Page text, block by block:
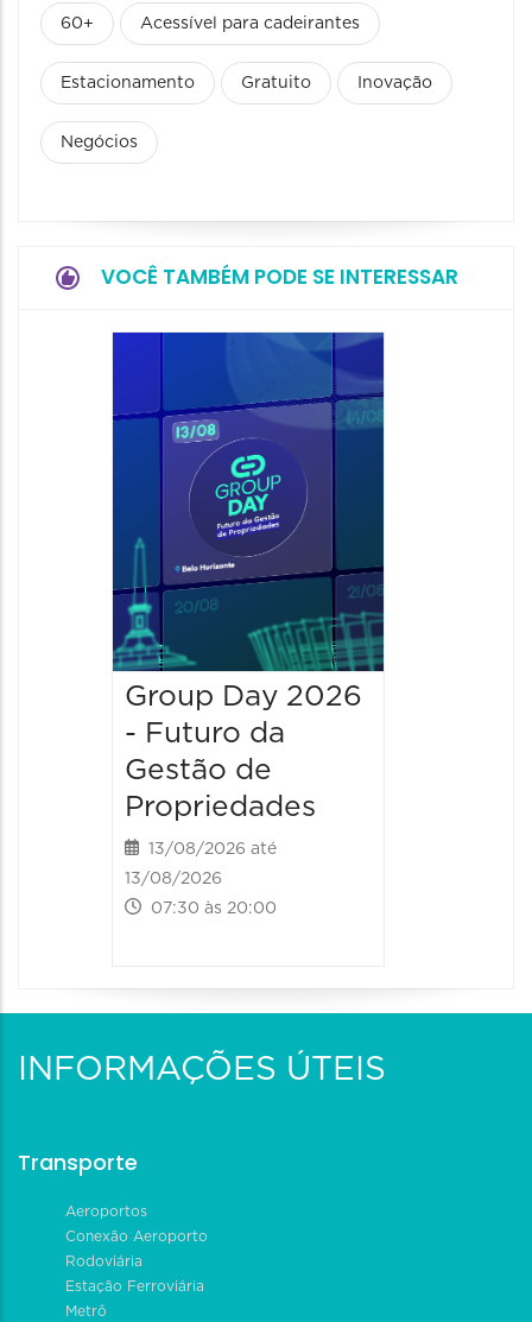
60+ Acessível para cadeirantes
Estacionamento Gratuito Inovação
Negócios
VOCÊ TAMBÉM PODE SE INTERESSAR
Group Day 2026
- Futuro da
Gestão de
Propriedades
13/08/2026 até
13/08/2026
07:30 às 20:00
INFORMAÇÕES ÚTEIS
Transporte
Aeroportos
Conexão Aeroporto
Rodoviária
Estação Ferroviária
Metrô